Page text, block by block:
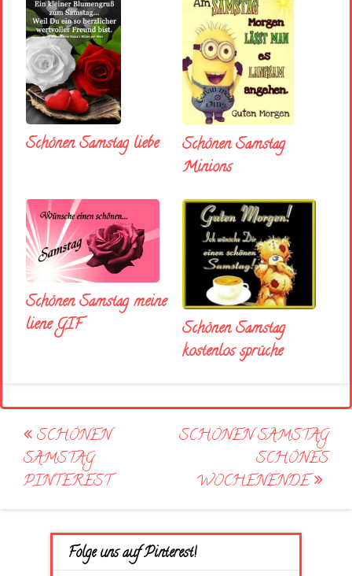
Schönen Samstag liebe
Schönen Samstag
Minions
Schönen Samstag meine
liene GIF
Schönen Samstag
kostenlos sprüche
Post
navigation
SCHÖNEN
SAMSTAG
PINTEREST
SCHÖNEN SAMSTAG
SCHÖNES
WOCHENENDE
Folge uns auf Pinterest!